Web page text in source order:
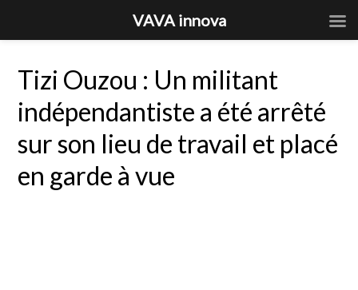
Tizi Ouzou : Un militant
indépendantiste a été arrêté
sur son lieu de travail et placé
en garde à vue
VAVA innova